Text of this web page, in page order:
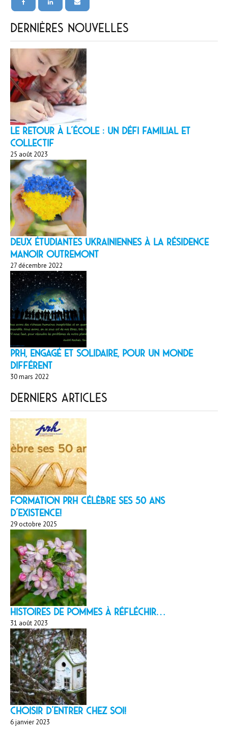
Dernières nouvelles
LE RETOUR À L’ÉCOLE : un défi familial et
collectif
25 août 2023
Deux étudiantes ukrainiennes à la résidence
Manoir Outremont
27 décembre 2022
PRH, engagé et solidaire, pour un monde
différent
30 mars 2022
Derniers articles
Formation PRH célèbre ses 50 ans
d’existence!
29 octobre 2025
HISTOIRES DE POMMES À réfléchir…
31 août 2023
Choisir d'entrer chez soi!
6 janvier 2023